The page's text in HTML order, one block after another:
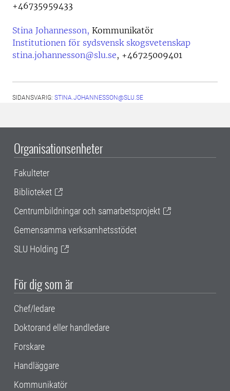
+46735959433
Stina Johannesson, Kommunikatör
Institutionen för sydsvensk skogsvetenskap
stina.johannesson@slu.se, +46725009401
SIDANSVARIG: STINA.JOHANNESSON@SLU.SE
Organisationsenheter
Fakulteter
Biblioteket
Centrumbildningar och samarbetsprojekt
Gemensamma verksamhetsstödet
SLU Holding
För dig som är
Chef/ledare
Doktorand eller handledare
Forskare
Handläggare
Kommunikatör